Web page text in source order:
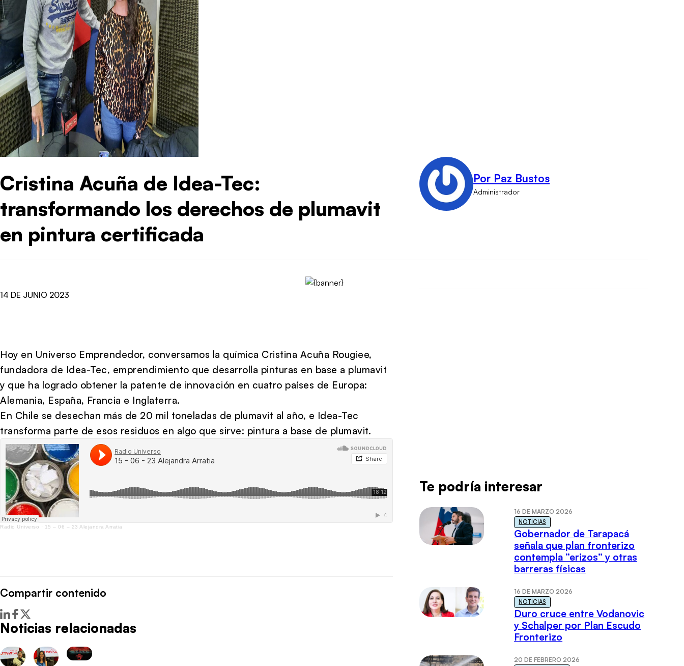
Cristina Acuña de Idea-Tec:
transformando los derechos de plumavit
en pintura certificada
Por Paz Bustos
Administrador
14 DE JUNIO 2023
Hoy en Universo Emprendedor, conversamos la química Cristina Acuña Rougiee,
fundadora de Idea-Tec, emprendimiento que desarrolla pinturas en base a plumavit
y que ha logrado obtener la patente de innovación en cuatro países de Europa:
Alemania, España, Francia e Inglaterra.
En Chile se desechan más de 20 mil toneladas de plumavit al año, e Idea-Tec
transforma parte de esos residuos en algo que sirve: pintura a base de plumavit.
Radio Universo · 15 – 06 – 23 Alejandra Arratia
Compartir contenido
Noticias relacionadas
Te podría interesar
16 DE MARZO 2026
NOTICIAS
Gobernador de Tarapacá
señala que plan fronterizo
contempla “erizos” y otras
barreras físicas
16 DE MARZO 2026
NOTICIAS
Duro cruce entre Vodanovic
y Schalper por Plan Escudo
Fronterizo
20 DE FEBRERO 2026